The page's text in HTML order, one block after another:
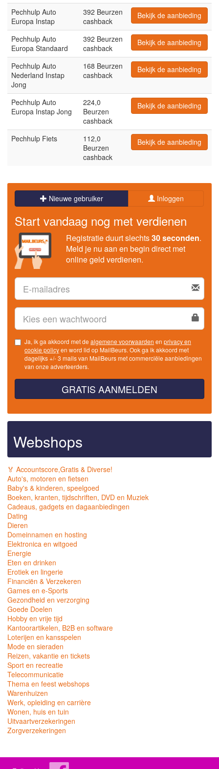
Pechhulp Auto
Europa Instap
392 Beurzen
cashback
Bekijk de aanbieding
Pechhulp Auto
Europa Standaard
392 Beurzen
cashback
Bekijk de aanbieding
Pechhulp Auto
Nederland Instap
Jong
168 Beurzen
cashback
Bekijk de aanbieding
Pechhulp Auto
Europa Instap Jong
224,0
Beurzen
cashback
Bekijk de aanbieding
Pechhulp Fiets
112,0
Beurzen
cashback
Bekijk de aanbieding
Nieuwe gebruiker Inloggen
Start vandaag nog met verdienen
Registratie duurt slechts30 seconden.
Meld je nu aan en begin direct met
online geld verdienen.
Ja, ik ga akkoord met de algemene voorwaarden en privacy en
cookie policy
dagelijks +/- 3 mails van MailBeurs met commerciële aanbiedingen
van onze adverteerders.
GRATIS AANMELDEN
Webshops
🏅 Accountscore,Gratis & Diverse!
Auto's, motoren en fietsen
Baby's & kinderen, speelgoed
Boeken, kranten, tijdschriften, DVD en Muziek
Cadeaus, gadgets en dagaanbiedingen
Dating
Dieren
Domeinnamen en hosting
Elektronica en witgoed
Energie
Eten en drinken
Erotiek en lingerie
Financiën & Verzekeren
Games en e-Sports
Gezondheid en verzorging
Goede Doelen
Hobby en vrije tijd
Kantoorartikelen, B2B en software
Loterijen en kansspelen
Mode en sieraden
Reizen, vakantie en tickets
Sport en recreatie
Telecommunicatie
Thema en feest webshops
Warenhuizen
Werk, opleiding en carrière
Wonen, huis en tuin
Uitvaartverzekeringen
Zorgverzekeringen